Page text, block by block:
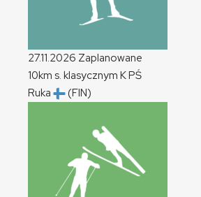
27.11.2026 Zaplanowane
10km s. klasycznym KPŚ
Ruka
(FIN)